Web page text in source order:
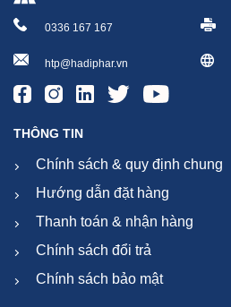
0336 167 167
htp@hadiphar.vn
THÔNG TIN
Chính sách & quy định chung
Hướng dẫn đặt hàng
Thanh toán & nhận hàng
Chính sách đổi trả
Chính sách bảo mật